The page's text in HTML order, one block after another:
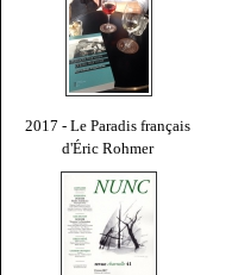
2017 - Le Paradis français
d'Éric Rohmer